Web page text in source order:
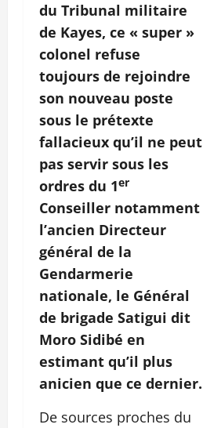
du Tribunal militaire
de Kayes, ce « super »
colonel refuse
toujours de rejoindre
son nouveau poste
sous le prétexte
fallacieux qu’il ne peut
pas servir sous les
ordres du 1er
Conseiller notamment
l’ancien Directeur
général de la
Gendarmerie
nationale, le Général
de brigade Satigui dit
Moro Sidibé en
estimant qu’il plus
anicien que ce dernier.
De sources proches du